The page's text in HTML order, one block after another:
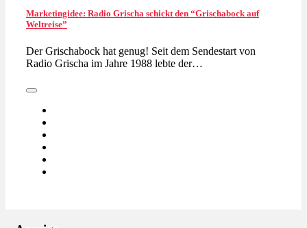
Marketingidee: Radio Grischa schickt den “Grischabock auf
Weltreise”
Der Grischabock hat genug! Seit dem Sendestart von
Radio Grischa im Jahre 1988 lebte der…